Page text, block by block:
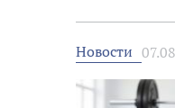
Новости